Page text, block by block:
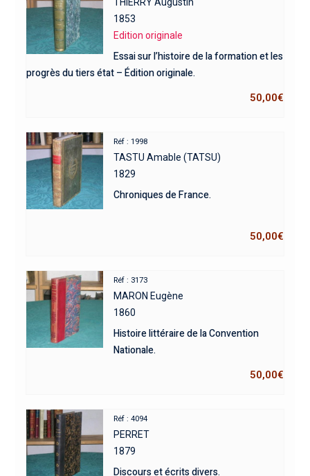
1853
Edition originale
Essai sur l’histoire de la formation et les
progrès du tiers état – Édition originale.
50,00€
Réf : 1998
TASTU Amable (TATSU)
1829
Chroniques de France.
50,00€
Réf : 3173
MARON Eugène
1860
Histoire littéraire de la Convention
Nationale.
50,00€
Réf : 4094
PERRET
1879
Discours et écrits divers.